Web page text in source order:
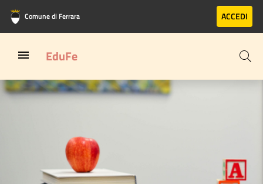
Vai al contenuto principale
Vai al footer
Comune di Ferrara ACCEDI
EduFe